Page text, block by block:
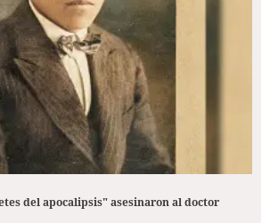
del apocalipsis" asesinaron al doctor